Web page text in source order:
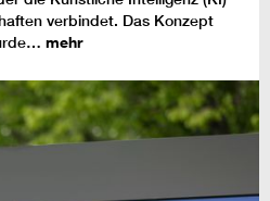
verbindet. Das Konzept
mehr